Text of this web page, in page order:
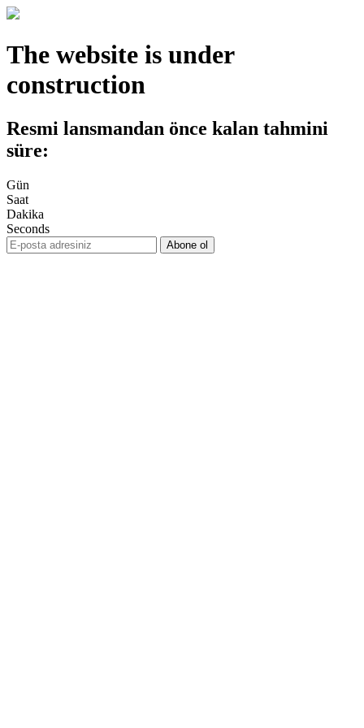
The website is under
construction
Resmi lansmandan önce kalan tahmini
süre:
Gün
Saat
Dakika
Seconds